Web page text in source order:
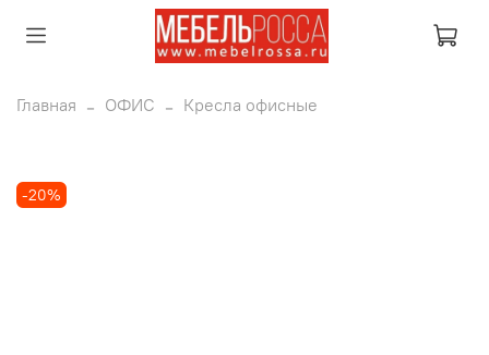
Главная ОФИС Кресла офисные
-20%